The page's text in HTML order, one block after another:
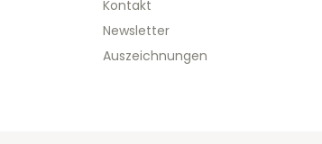
Kontakt
Newsletter
Auszeichnungen